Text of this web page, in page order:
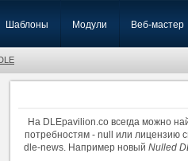
Шаблоны Модули Веб-мастер
На DLEpavilion.co всегда можно
потребностям - null или лицензию
dle-news. Например новый Nulled